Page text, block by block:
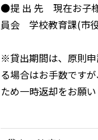
●提 出 先 現在お子様
員会 学校教育課(市
※貸出期間は、原則
る場合はお手数です
ため一時返却をお願い